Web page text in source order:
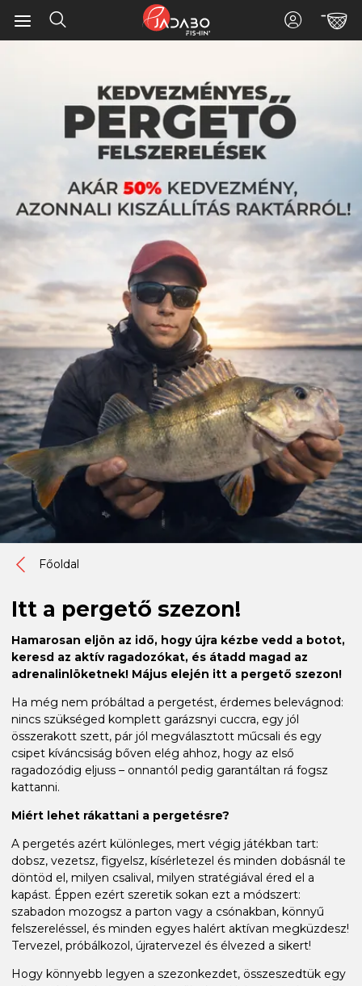
Főoldal
Itt a pergető szezon!
Hamarosan eljön az idő, hogy újra kézbe vedd a botot,
keresd az aktív ragadozókat, és átadd magad az
adrenalinlöketnek! Május elején itt a pergető szezon!
Ha még nem próbáltad a pergetést, érdemes belevágnod:
nincs szükséged komplett garázsnyi cuccra, egy jól
összerakott szett, pár jól megválasztott műcsali és egy
csipet kíváncsiság bőven elég ahhoz, hogy az első
ragadozódig eljuss – onnantól pedig garantáltan rá fogsz
kattanni.
Miért lehet rákattani a pergetésre?
A pergetés azért különleges, mert végig játékban tart:
dobsz, vezetsz, figyelsz, kísérletezel és minden dobásnál te
döntöd el, milyen csalival, milyen stratégiával éred el a
kapást. Éppen ezért szeretik sokan ezt a módszert:
szabadon mozogsz a parton vagy a csónakban, könnyű
felszereléssel, és minden egyes halért aktívan megküzdesz!
Tervezel, próbálkozol, újratervezel és élvezed a sikert!
Hogy könnyebb legyen a szezonkezdet, összeszedtük egy